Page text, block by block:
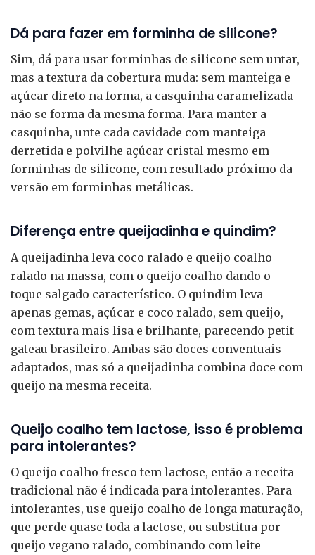
Dá para fazer em forminha de silicone?
Sim, dá para usar forminhas de silicone sem untar,
mas a textura da cobertura muda: sem manteiga e
açúcar direto na forma, a casquinha caramelizada
não se forma da mesma forma. Para manter a
casquinha, unte cada cavidade com manteiga
derretida e polvilhe açúcar cristal mesmo em
forminhas de silicone, com resultado próximo da
versão em forminhas metálicas.
Diferença entre queijadinha e quindim?
A queijadinha leva coco ralado e queijo coalho
ralado na massa, com o queijo coalho dando o
toque salgado característico. O quindim leva
apenas gemas, açúcar e coco ralado, sem queijo,
com textura mais lisa e brilhante, parecendo petit
gateau brasileiro. Ambas são doces conventuais
adaptados, mas só a queijadinha combina doce com
queijo na mesma receita.
Queijo coalho tem lactose, isso é problema
para intolerantes?
O queijo coalho fresco tem lactose, então a receita
tradicional não é indicada para intolerantes. Para
intolerantes, use queijo coalho de longa maturação,
que perde quase toda a lactose, ou substitua por
queijo vegano ralado, combinando com leite